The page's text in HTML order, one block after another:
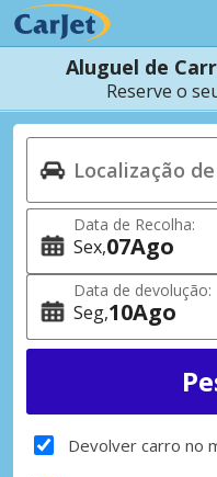
Aluguel de
Reserve o
Data de Recolha:
Sex 07Ago
Data de devolução:
Seg 10Ago
Devolver carro no